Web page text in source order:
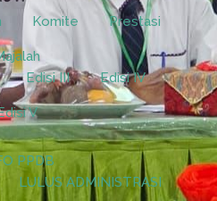
Komite Prestasi
Edisi III Edisi IV
V
PPDB
LULUS ADMINISTRASI